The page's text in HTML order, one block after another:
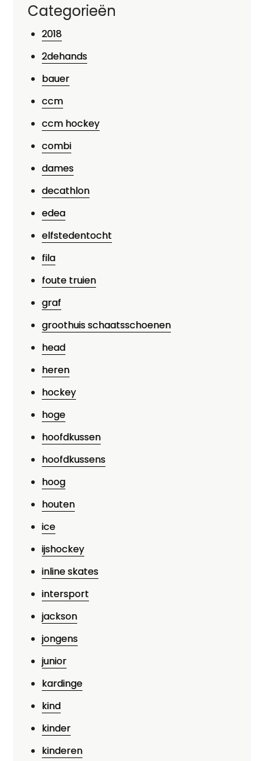
Categorieën
2018
2dehands
bauer
ccm
ccm hockey
combi
dames
decathlon
edea
elfstedentocht
fila
foute truien
graf
groothuis schaatsschoenen
head
heren
hockey
hoge
hoofdkussen
hoofdkussens
hoog
houten
ice
ijshockey
inline skates
intersport
jackson
jongens
junior
kardinge
kind
kinder
kinderen